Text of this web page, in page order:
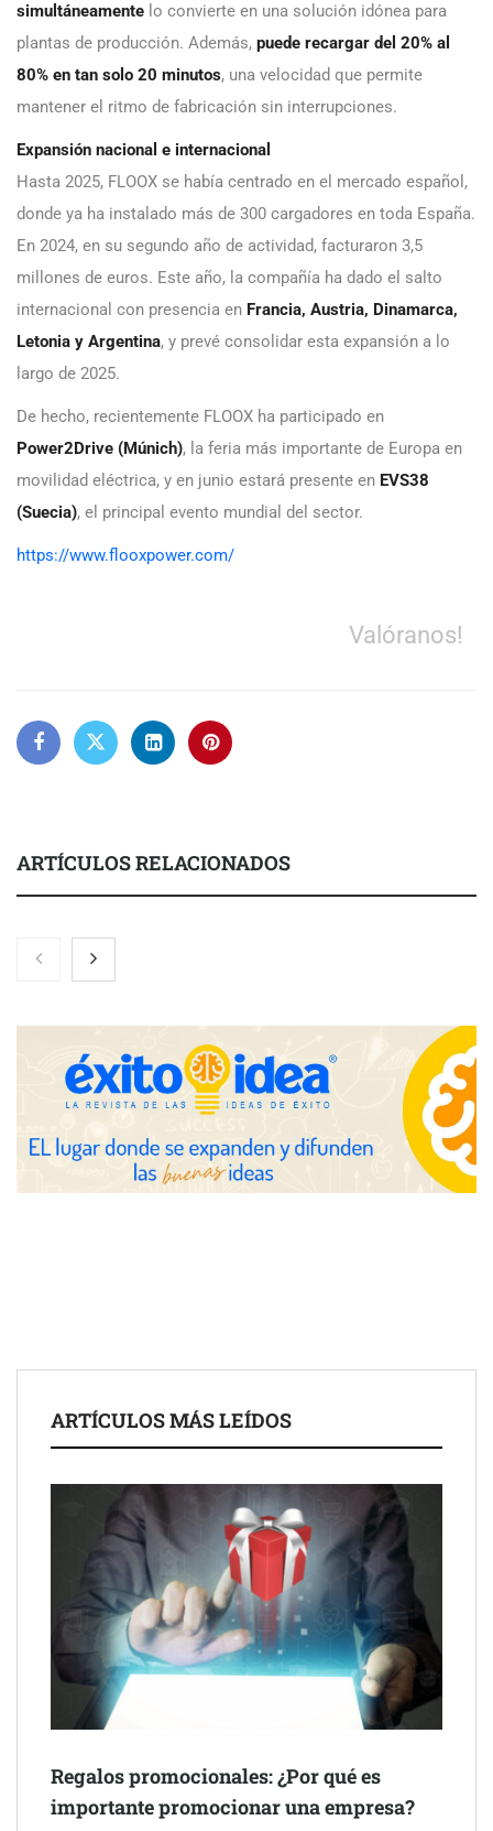
simultáneamente lo convierte en una solución idónea para
plantas de producción. Además, puede recargar del 20% al
80% en tan solo 20 minutos, una velocidad que permite
mantener el ritmo de fabricación sin interrupciones.
Expansión nacional e internacional
Hasta 2025, FLOOX se había centrado en el mercado español,
donde ya ha instalado más de 300 cargadores en toda España.
En 2024, en su segundo año de actividad, facturaron 3,5
millones de euros. Este año, la compañía ha dado el salto
internacional con presencia en Francia, Austria, Dinamarca,
Letonia y Argentina, y prevé consolidar esta expansión a lo
largo de 2025.
De hecho, recientemente FLOOX ha participado en
Power2Drive (Múnich), la feria más importante de Europa en
movilidad eléctrica, y en junio estará presente en EVS38
(Suecia), el principal evento mundial del sector.
https://www.flooxpower.com/
Valóranos!
ARTÍCULOS RELACIONADOS
Brisas del Estrecho abastece a la hostelería de Sevilla
conectando lonjas con establecimientos
Última llamada: los destinos con las mayores caídas de precios
ARTÍCULOS MÁS LEÍDOS
Regalos promocionales: ¿Por qué es
importante promocionar una empresa?